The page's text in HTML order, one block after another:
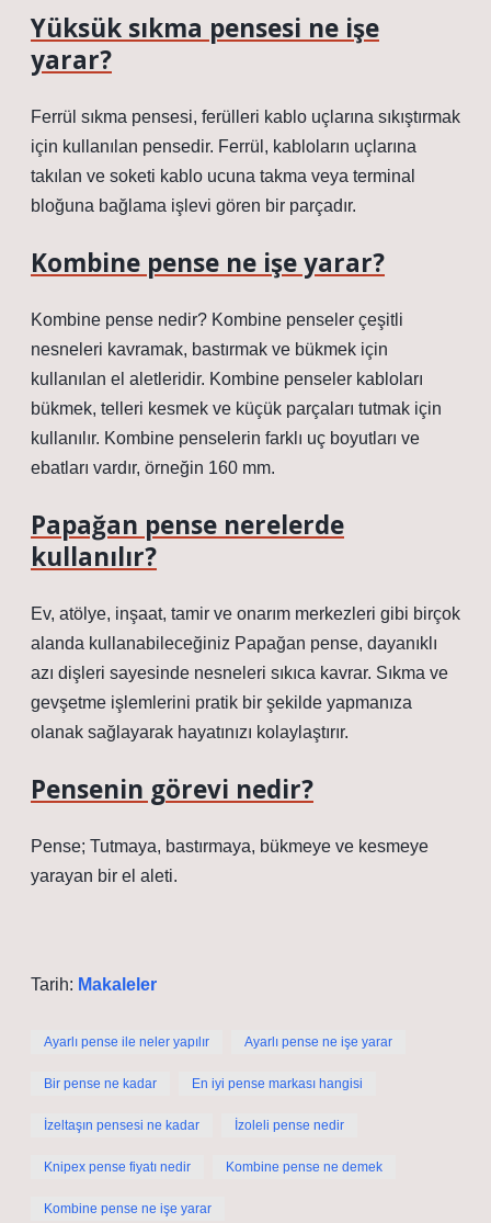
Yüksük sıkma pensesi ne işe
yarar?
Ferrül sıkma pensesi, ferülleri kablo uçlarına sıkıştırmak
için kullanılan pensedir. Ferrül, kabloların uçlarına
takılan ve soketi kablo ucuna takma veya terminal
bloğuna bağlama işlevi gören bir parçadır.
Kombine pense ne işe yarar?
Kombine pense nedir? Kombine penseler çeşitli
nesneleri kavramak, bastırmak ve bükmek için
kullanılan el aletleridir. Kombine penseler kabloları
bükmek, telleri kesmek ve küçük parçaları tutmak için
kullanılır. Kombine penselerin farklı uç boyutları ve
ebatları vardır, örneğin 160 mm.
Papağan pense nerelerde
kullanılır?
Ev, atölye, inşaat, tamir ve onarım merkezleri gibi birçok
alanda kullanabileceğiniz Papağan pense, dayanıklı
azı dişleri sayesinde nesneleri sıkıca kavrar. Sıkma ve
gevşetme işlemlerini pratik bir şekilde yapmanıza
olanak sağlayarak hayatınızı kolaylaştırır.
Pensenin görevi nedir?
Pense; Tutmaya, bastırmaya, bükmeye ve kesmeye
yarayan bir el aleti.
Tarih: Makaleler
Ayarlı pense ile neler yapılır Ayarlı pense ne işe yarar
Bir pense ne kadar En iyi pense markası hangisi
İzeltaşın pensesi ne kadar İzoleli pense nedir
Knipex pense fiyatı nedir Kombine pense ne demek
Kombine pense ne işe yarar